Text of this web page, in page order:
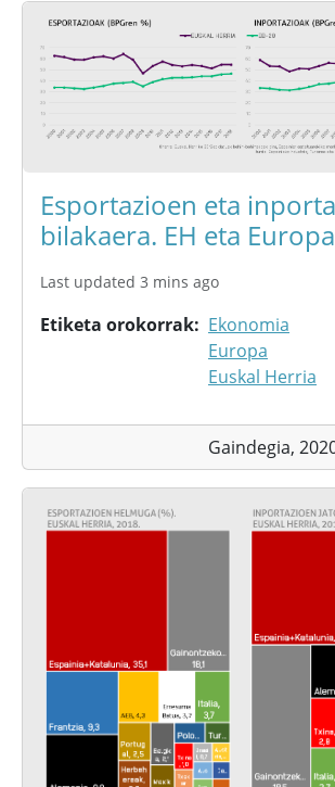
Esportazioen eta
bilakaera. EH eta Europa
Last updated 3 mins ago
Etiketa orokorrak
Ekonomia
Europa
Euskal Herria
Gaindegia,